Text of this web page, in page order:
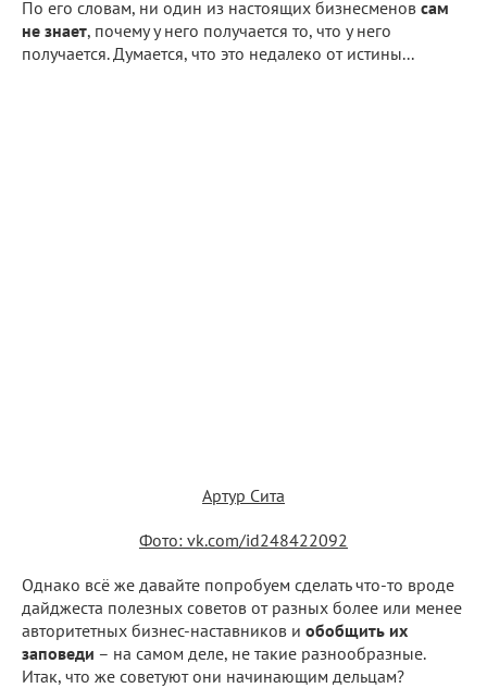
По его словам, ни один из настоящих бизнесменов сам
не знает, почему у него получается то, что у него
получается. Думается, что это недалеко от истины...
Артур Сита
Фото: vk.com/id248422092
Однако всё же давайте попробуем сделать что-то вроде
дайджеста полезных советов от разных более или менее
авторитетных бизнес-наставников и обобщить их
заповеди – на самом деле, не такие разнообразные.
Итак, что же советуют они начинающим дельцам?